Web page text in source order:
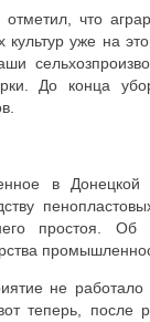
отметил, что
культур уже на
До конца
в
простоя.
не работало
теперь, после